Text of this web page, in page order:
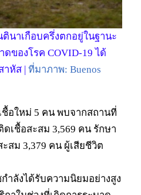
นาเกือบครึ่งตกอยู่ในฐานะ
ดของโรค COVID-19 ได้
าหัส | ที่มาภาพ: Buenos
อใหม่ 5 คน พบจากสถานที่
ดเชื้อสะสม 3,569 คน รักษา
สม 3,379 คน ผู้เสียชีวิต
ำลังได้รับความนิยมอย่างสูง